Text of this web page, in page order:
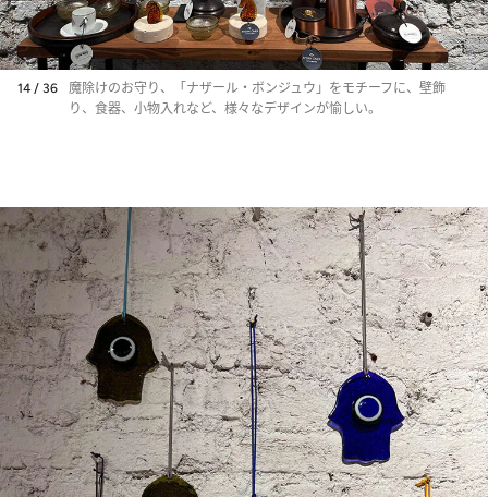
14 / 36
魔除けのお守り、「ナザール・ボンジュウ」をモチーフに、壁飾
り、食器、小物入れなど、様々なデザインが愉しい。